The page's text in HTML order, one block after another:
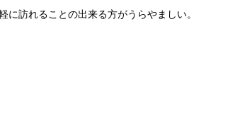
に訪れることの出来る方がうらやましい。